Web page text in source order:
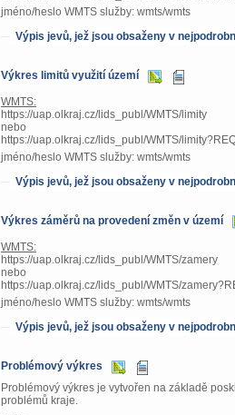
jméno/heslo WMTS služby: wmts/wmts
Výpis jevů, jež jsou obsaženy v
Výkres limitů využití území
WMTS:
https://uap.olkraj.cz/lids_publ/WMTS/limity
nebo
https://uap.olkraj.cz/lids_publ/WMTS/
jméno/heslo WMTS služby: wmts/wmts
Výpis jevů, jež jsou obsaženy v
Výkres záměrů na provedení změn v území
WMTS:
https://uap.olkraj.cz/lids_publ/WMTS/zamery
nebo
https://uap.olkraj.cz/lids_publ/WMTS/
jméno/heslo WMTS služby: wmts/wmts
Výpis jevů, jež jsou obsaženy v
Problémový výkres
Problémový výkres je vytvořen na základě
problémů kraje.